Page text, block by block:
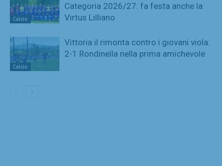
Calcio
Categoria 2026/27: fa festa anche la
Virtus Lilliano
Calcio
Vittoria il rimonta contro i giovani viola:
2-1 Rondinella nella prima amichevole